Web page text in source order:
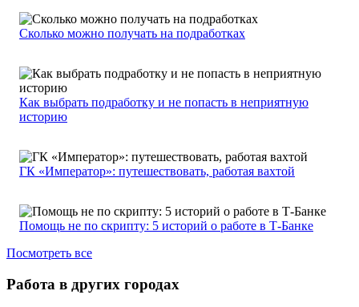
Сколько можно получать на подработках
Как выбрать подработку и не попасть в неприятную
историю
ГК «Император»: путешествовать, работая вахтой
Помощь не по скрипту: 5 историй о работе в Т-Банке
Посмотреть все
Работа в других городах